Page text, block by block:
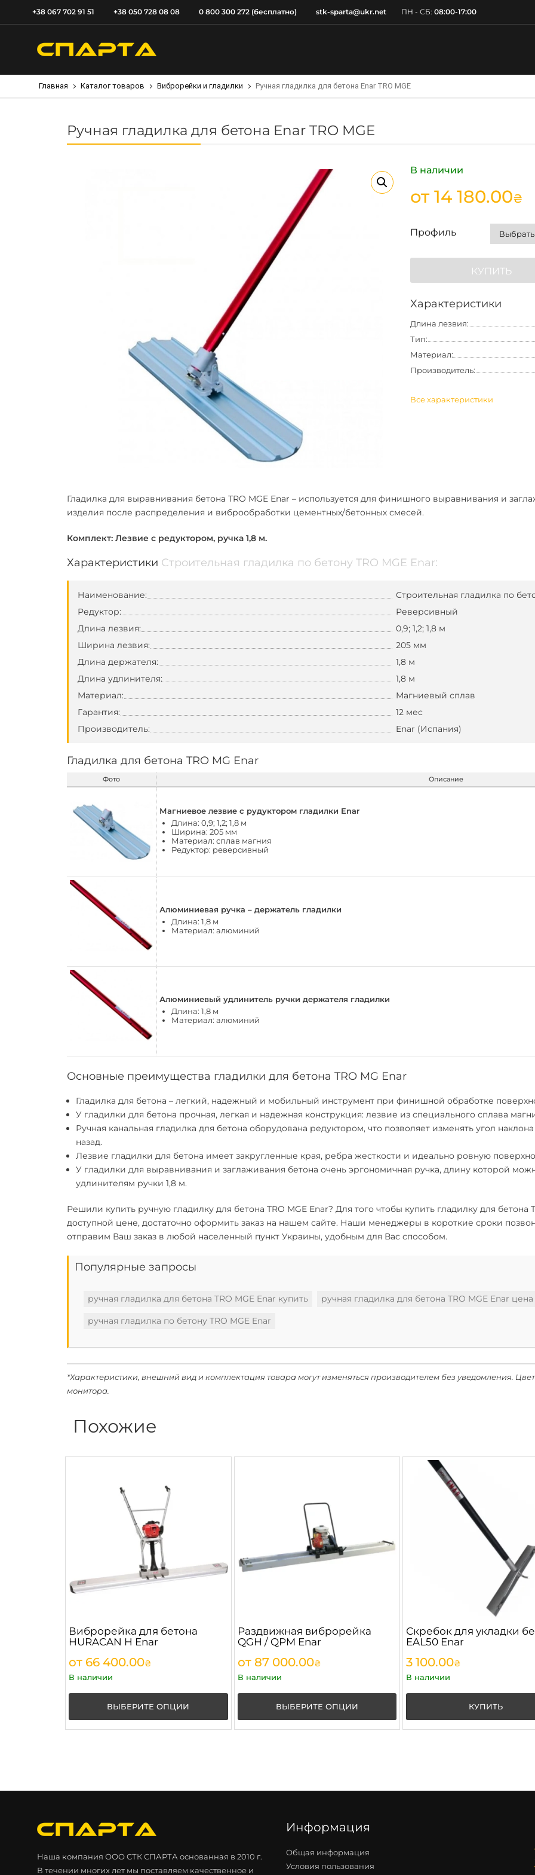
+38 067 702 91 51 +38 050 728 08 08 0 800 300 272 (бесплатно) stk-sparta@ukr.net ПН - СБ: 08:00-17:00
Главная Каталог товаров Виброрейки и гладилки Ручная гладилка для бетона Enar TRO MGE
Ручная гладилка для бетона Enar TRO MGE
В наличии
от 14 180.00₴
Профиль
КУПИТЬ
Характеристики
Длина лезвия:
Тип:
Материал:
Производитель:
Все характеристики
Гладилка для выравнивания бетона TRO MGE Enar – используется для финишного выравнивания и
изделия после распределения и виброобработки цементных/бетонных смесей.
Комплект: Лезвие с редуктором, ручка 1,8 м.
Характеристики Строительная гладилка по бетону TRO MGE Enar:
Наименование:
Строительная гладилка по
Редуктор:
Реверсивный
Длина лезвия:
0,9; 1,2; 1,8 м
Ширина лезвия:
205 мм
Длина держателя:
1,8 м
Длина удлинителя:
1,8 м
Материал:
Магниевый сплав
Гарантия:
12 мес
Производитель:
Enar (Испания)
Гладилка для бетона TRO MG Enar
Фото Описание
Магниевое лезвие с рудуктором гладилки Enar
Длина: 0,9; 1,2; 1,8 м
Ширина: 205 мм
Материал: сплав магния
Редуктор: реверсивный
Алюминиевая ручка – держатель гладилки
Длина: 1,8 м
Материал: алюминий
Алюминиевый удлинитель ручки держателя гладилки
Длина: 1,8 м
Материал: алюминий
Основные преимущества гладилки для бетона TRO MG Enar
Гладилка для бетона – легкий, надежный и мобильный инструмент при финишной обработке
У гладилки для бетона прочная, легкая и надежная конструкция: лезвие из специального сплава
Ручная канальная гладилка для бетона оборудована редуктором, что позволяет изменять угол
назад.
Лезвие гладилки для бетона имеет закругленные края, ребра жесткости и идеально ровную
У гладилки для выравнивания и заглаживания бетона очень эргономичная ручка, длину которой
удлинителям ручки 1,8 м.
Решили купить ручную гладилку для бетона TRO MGE Enar? Для того чтобы купить гладилку для бетона
доступной цене, достаточно оформить заказ на нашем сайте. Наши менеджеры в короткие сроки
отправим Ваш заказ в любой населенный пункт Украины, удобным для Вас способом.
Популярные запросы
ручная гладилка для бетона TRO MGE Enar купить ручная гладилка для бетона TRO MGE Enar цена
ручная гладилка по бетону TRO MGE Enar
*Характеристики, внешний вид и комплектация товара могут изменяться производителем без уведомления.
монитора.
Похожие
Виброрейка для бетона
HURACAN H Enar
от 66 400.00₴
В наличии
ВЫБЕРИТЕ ОПЦИИ
Раздвижная виброрейка
QGH / QPM Enar
от 87 000.00₴
В наличии
ВЫБЕРИТЕ ОПЦИИ
Скребок для укладки
EAL50 Enar
3 100.00₴
В наличии
КУПИТЬ
Наша компания ООО СТК СПАРТА основанная в 2010 г.
В течении многих лет мы поставляем качественное и
Информация
Общая информация
Условия пользования